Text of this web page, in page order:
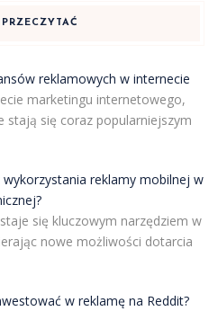
reklamowych w internecie
marketingu internetowego,
stają się coraz popularniejszym
wykorzystania reklamy mobilnej w
się kluczowym narzędziem w
nowe możliwości dotarcia
w reklamę na Reddit?